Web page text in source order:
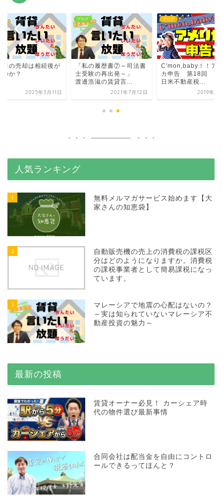
産の売却は相続後が
のか？
2025年3月11日
ブログ
「私の履歴書⑦～司法書
士受験の再出発～」
渡邊浩滋の賃貸言...
2021年7月12日
ブログ
C'mon,baby！！ア
カ申告 第18回
日米不動産税...
2019年9
人気ランキング
1
無料メルマガサービス始めます【大
家さんの知恵袋】
2
自動販売機の売上の消費税の課税区
分はどのようになりますか。消費税
の課税事業者として簡易課税になっ
ています。
3
マレーシアで地震の心配はないの？
～実は知られていないマレーシア不
動産投資の魅力～
最新の投稿
賃貸オーナー必見！ カーシェア時
代の物件選び最新事情
合同会社は配当金を自由にコントロ
ールできるってほんと？